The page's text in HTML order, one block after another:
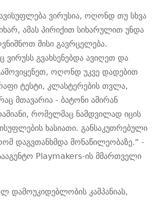
ვირუსია, ოღონდ თუ სხვა
ამას პირიქით სიხარულით უნდა
მისი გავრცელება.
გვახსენებდა ავიღეთ და
ოღონდ უკვე დადებით
ტესტი, კლასტერების თვლა,
მთავარია - ბატონი ამირან
რომელმაც ნამდვილად იცის
ხასიათი. განსაკუთრებული
დაგვთანხმდა მონაწილეობაზე.“ -
Playmakers-ის მმართველი
დამოუკიდებლობის კამპანიას,